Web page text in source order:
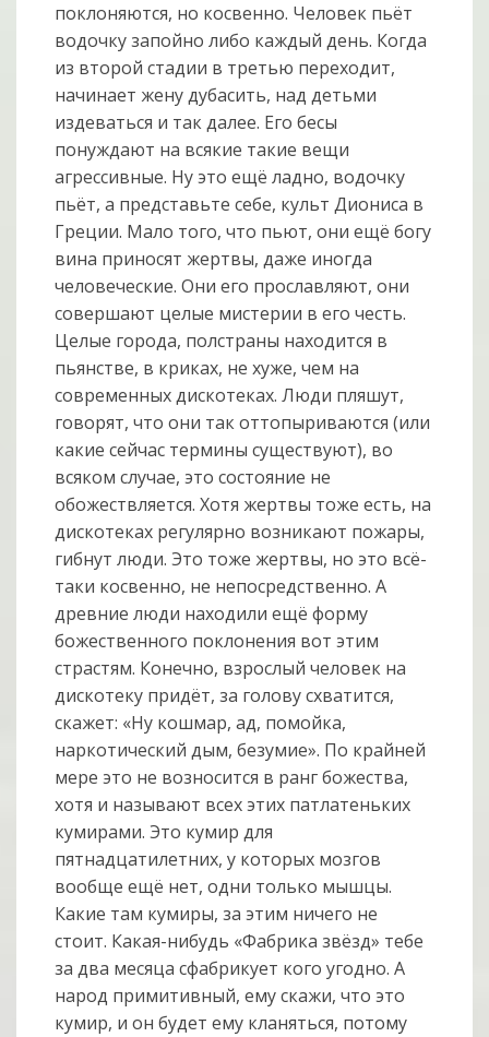
поклоняются, но косвенно. Человек пьёт
водочку запойно либо каждый день. Когда
из второй стадии в третью переходит,
начинает жену дубасить, над детьми
издеваться и так далее. Его бесы
понуждают на всякие такие вещи
агрессивные. Ну это ещё ладно, водочку
пьёт, а представьте себе, культ Диониса в
Греции. Мало того, что пьют, они ещё богу
вина приносят жертвы, даже иногда
человеческие. Они его прославляют, они
совершают целые мистерии в его честь.
Целые города, полстраны находится в
пьянстве, в криках, не хуже, чем на
современных дискотеках. Люди пляшут,
говорят, что они так оттопыриваются (или
какие сейчас термины существуют), во
всяком случае, это состояние не
обожествляется. Хотя жертвы тоже есть, на
дискотеках регулярно возникают пожары,
гибнут люди. Это тоже жертвы, но это всё-
таки косвенно, не непосредственно. А
древние люди находили ещё форму
божественного поклонения вот этим
страстям. Конечно, взрослый человек на
дискотеку придёт, за голову схватится,
скажет: «Ну кошмар, ад, помойка,
наркотический дым, безумие». По крайней
мере это не возносится в ранг божества,
хотя и называют всех этих патлатеньких
кумирами. Это кумир для
пятнадцатилетних, у которых мозгов
вообще ещё нет, одни только мышцы.
Какие там кумиры, за этим ничего не
стоит. Какая-нибудь «Фабрика звёзд» тебе
за два месяца сфабрикует кого угодно. А
народ примитивный, ему скажи, что это
кумир, и он будет ему кланяться, потому